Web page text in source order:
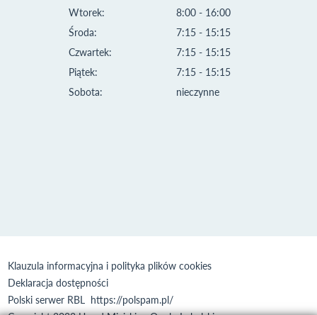
Wtorek:
Środa:
Czwartek:
Piątek:
Sobota:
8:00 - 16:00
7:15 - 15:15
7:15 - 15:15
7:15 - 15:15
nieczynne
Klauzula informacyjna i polityka plików cookies
Deklaracja dostępności
Polski serwer RBL https://polspam.pl/